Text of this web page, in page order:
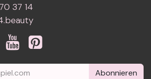
37 14
Abonnieren